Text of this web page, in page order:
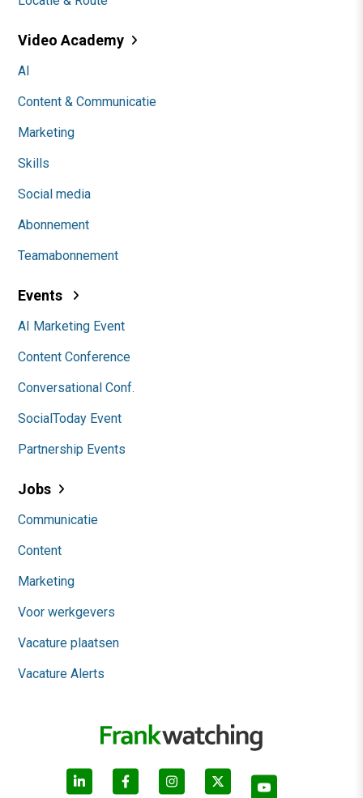
Video Academy
AI
Content & Communicatie
Marketing
Skills
Social media
Abonnement
Teamabonnement
Events
AI Marketing Event
Content Conference
Conversational Conf.
SocialToday Event
Partnership Events
Jobs
Communicatie
Content
Marketing
Voor werkgevers
Vacature plaatsen
Vacature Alerts